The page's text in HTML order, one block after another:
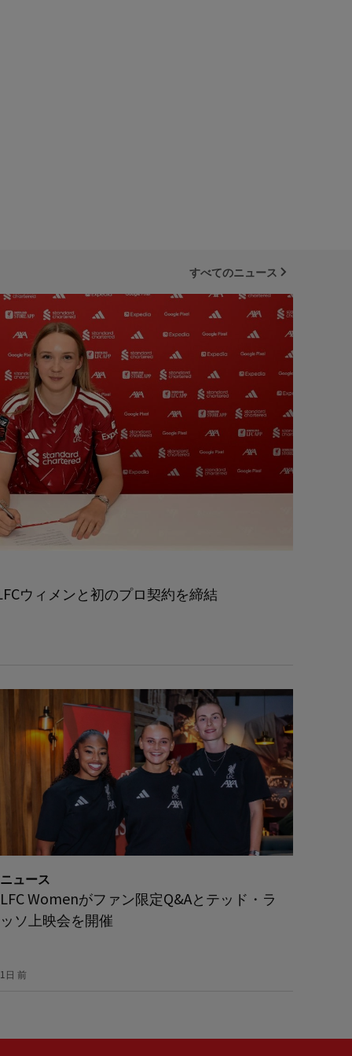
すべてのニュース
ウィメンと初のプロ契約を締結
ニュース
LFC Womenがファン限定Q&Aとテッド・ラ
ッソ上映会を開催
1日 前